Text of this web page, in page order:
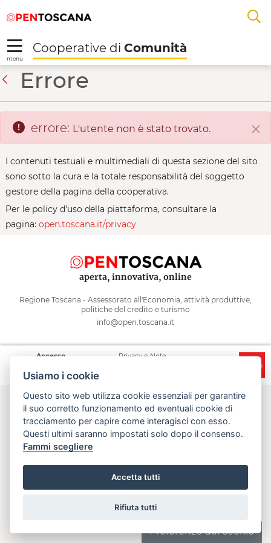
Skip to Main Content
alal
menu
Cooperative di Comunità
San Giovanni delle
Errore
errore: L'utente non è stato trovato.
I contenuti testuali e multimediali di questa sezione del sito
sono sotto la cura e la totale responsabilità del soggetto
gestore della pagina della cooperativa.
Per le policy d'uso della piattaforma, consultare la
pagina: open.toscana.it/privacy
aperta, innovativa, online
Regione Toscana - Assessorato all'Economia, attività produttive,
politiche del credito e turismo
info@open.toscana.it
Accesso
Privacy e Note
Usiamo i cookie
Questo sito web utilizza cookie essenziali per garantire
il suo corretto funzionamento ed eventuali cookie di
tracciamento per capire come interagisci con esso.
Questi ultimi saranno impostati solo dopo il consenso.
Fammi scegliere
Accetta tutti
Rifiuta tutti